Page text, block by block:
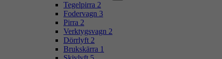
Tegelpirra 2
Fodervagn 3
Pirra 2
Verktygsvagn 2
Dörrlyft 2
Brukskärra 1